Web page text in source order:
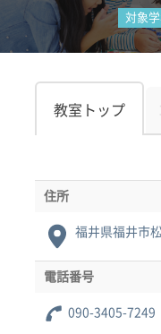
対象
教室トップ
住所
福井県福井市
電話番号
090-3405-7249